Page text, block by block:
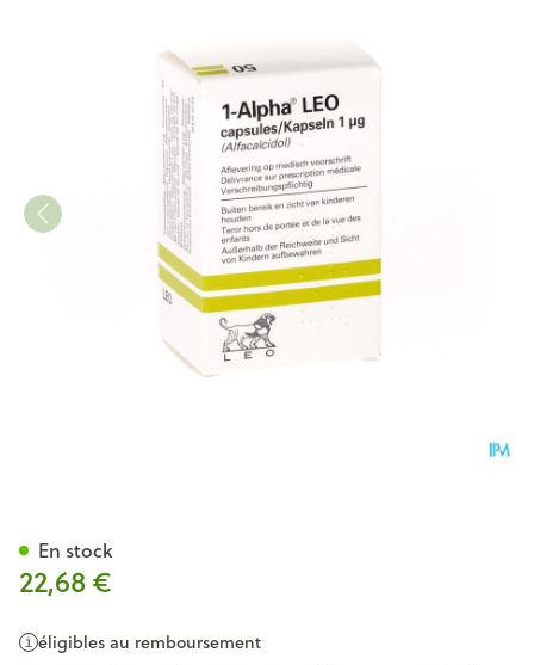
22,68 €
éligibles au remboursement
En stock